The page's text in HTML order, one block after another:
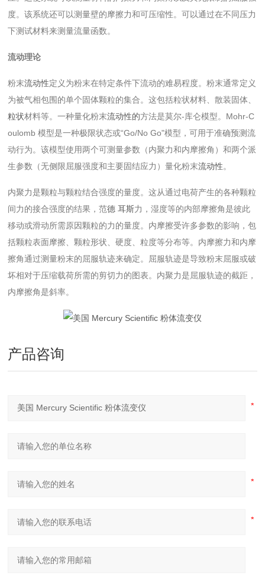
度。该系统还可以测量壁的摩擦力和可压缩性。可以通过在不同压力
下测试材料来测量流量函数。
流动理论
粉末流动性定义为粉末在特定条件下流动的难易程度。粉末通常定义
为被气相包围的单个固体颗粒的集合。这包括粒状材料、散装固体、
粒状材料等。一种量化粉末流动性的方法是莫尔-库仑模型。Mohr-C
oulomb 模型是一种极限状态或“Go/No Go"模型，可用于准确预测流
动行为。该模型使用两个可测量参数（内聚力和内摩擦角）和两个派
生参数（无侧限屈服强度和主要固结应力）量化粉末流动性。
内聚力是颗粒与颗粒结合强度的量度。这从通过电荷产生的各种颗粒
间力的接合强度的结果，范德 耳斯力，湿度等的内部摩擦角是彼此
移动或滑动所需原因颗粒的力的量度。内摩擦受许多参数的影响，包
括颗粒表面摩擦、颗粒形状、硬度、粒度等分布等。内摩擦力和内摩
擦角通过测量粉末的屈服轨迹来确定。屈服轨迹是导致粉末屈服或破
坏相对于压缩载荷所需的剪切力的图表。内聚力是屈服轨迹的截距，
内摩擦角是斜率。
产品咨询